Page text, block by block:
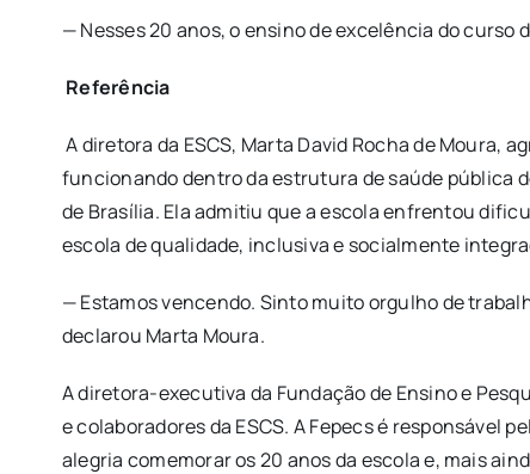
— Nesses 20 anos, o ensino de excelência do curso
Referência
A diretora da ESCS, Marta David Rocha de Moura,
funcionando dentro da estrutura de saúde pública
de Brasília. Ela admitiu que a escola enfrentou
escola de qualidade, inclusiva e socialmente
— Estamos vencendo. Sinto muito orgulho de
declarou Marta Moura.
A diretora-executiva da Fundação de Ensino e
e colaboradores da ESCS. A Fepecs é responsável
alegria comemorar os 20 anos da escola e, mais